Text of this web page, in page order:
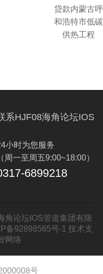
贷款内蒙古呼
和浩特市低碳
供热工程
系HJF08海角论坛IOS
小时为您服务
（周一至周五9:00~18:00）
6899218
角论坛IOS管道集团有限
备92898565号-1 技术支
网络
号